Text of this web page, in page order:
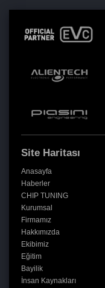
Site Haritası
Anasayfa
Haberler
CHIP TUNING
Kurumsal
Firmamız
Hakkımızda
Ekibimiz
Eğitim
Bayilik
İnsan Kaynakları